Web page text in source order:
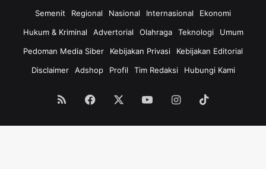
Semenit Regional Nasional Internasional
Ekonomi
Hukum & Kriminal
Advertorial Olahraga Teknologi
Umum
Pedoman Media Siber
Kebijakan Privasi
Kebijakan Editorial
Disclaimer
Adshop Profil Tim Redaksi Hubungi Kami
RSS Facebook YouTubeInstagram